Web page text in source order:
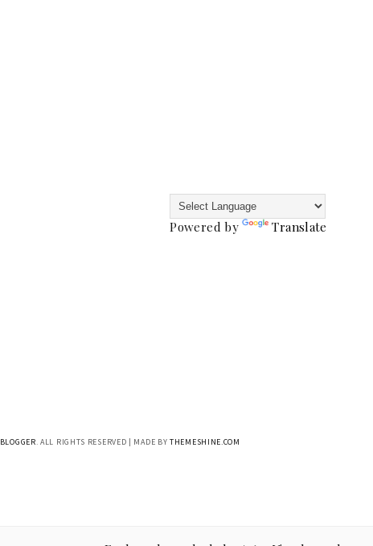
Powered by Translate
BLOGGER. ALL RIGHTS RESERVED | MADE BYTHEMESHINE.COM